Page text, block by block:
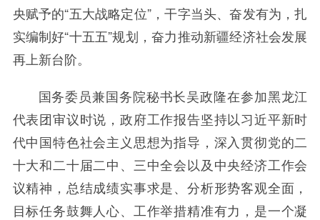
央赋予的“五大战略定位”，干字当头、奋发有为，扎
实编制好“十五五”规划，奋力推动新疆经济社会发展
再上新台阶。
国务委员兼国务院秘书长吴政隆在参加黑龙江
代表团审议时说，政府工作报告坚持以习近平新时
代中国特色社会主义思想为指导，深入贯彻党的二
十大和二十届二中、三中全会以及中央经济工作会
议精神，总结成绩实事求是、分析形势客观全面，
目标任务鼓舞人心、工作举措精准有力，是一个凝